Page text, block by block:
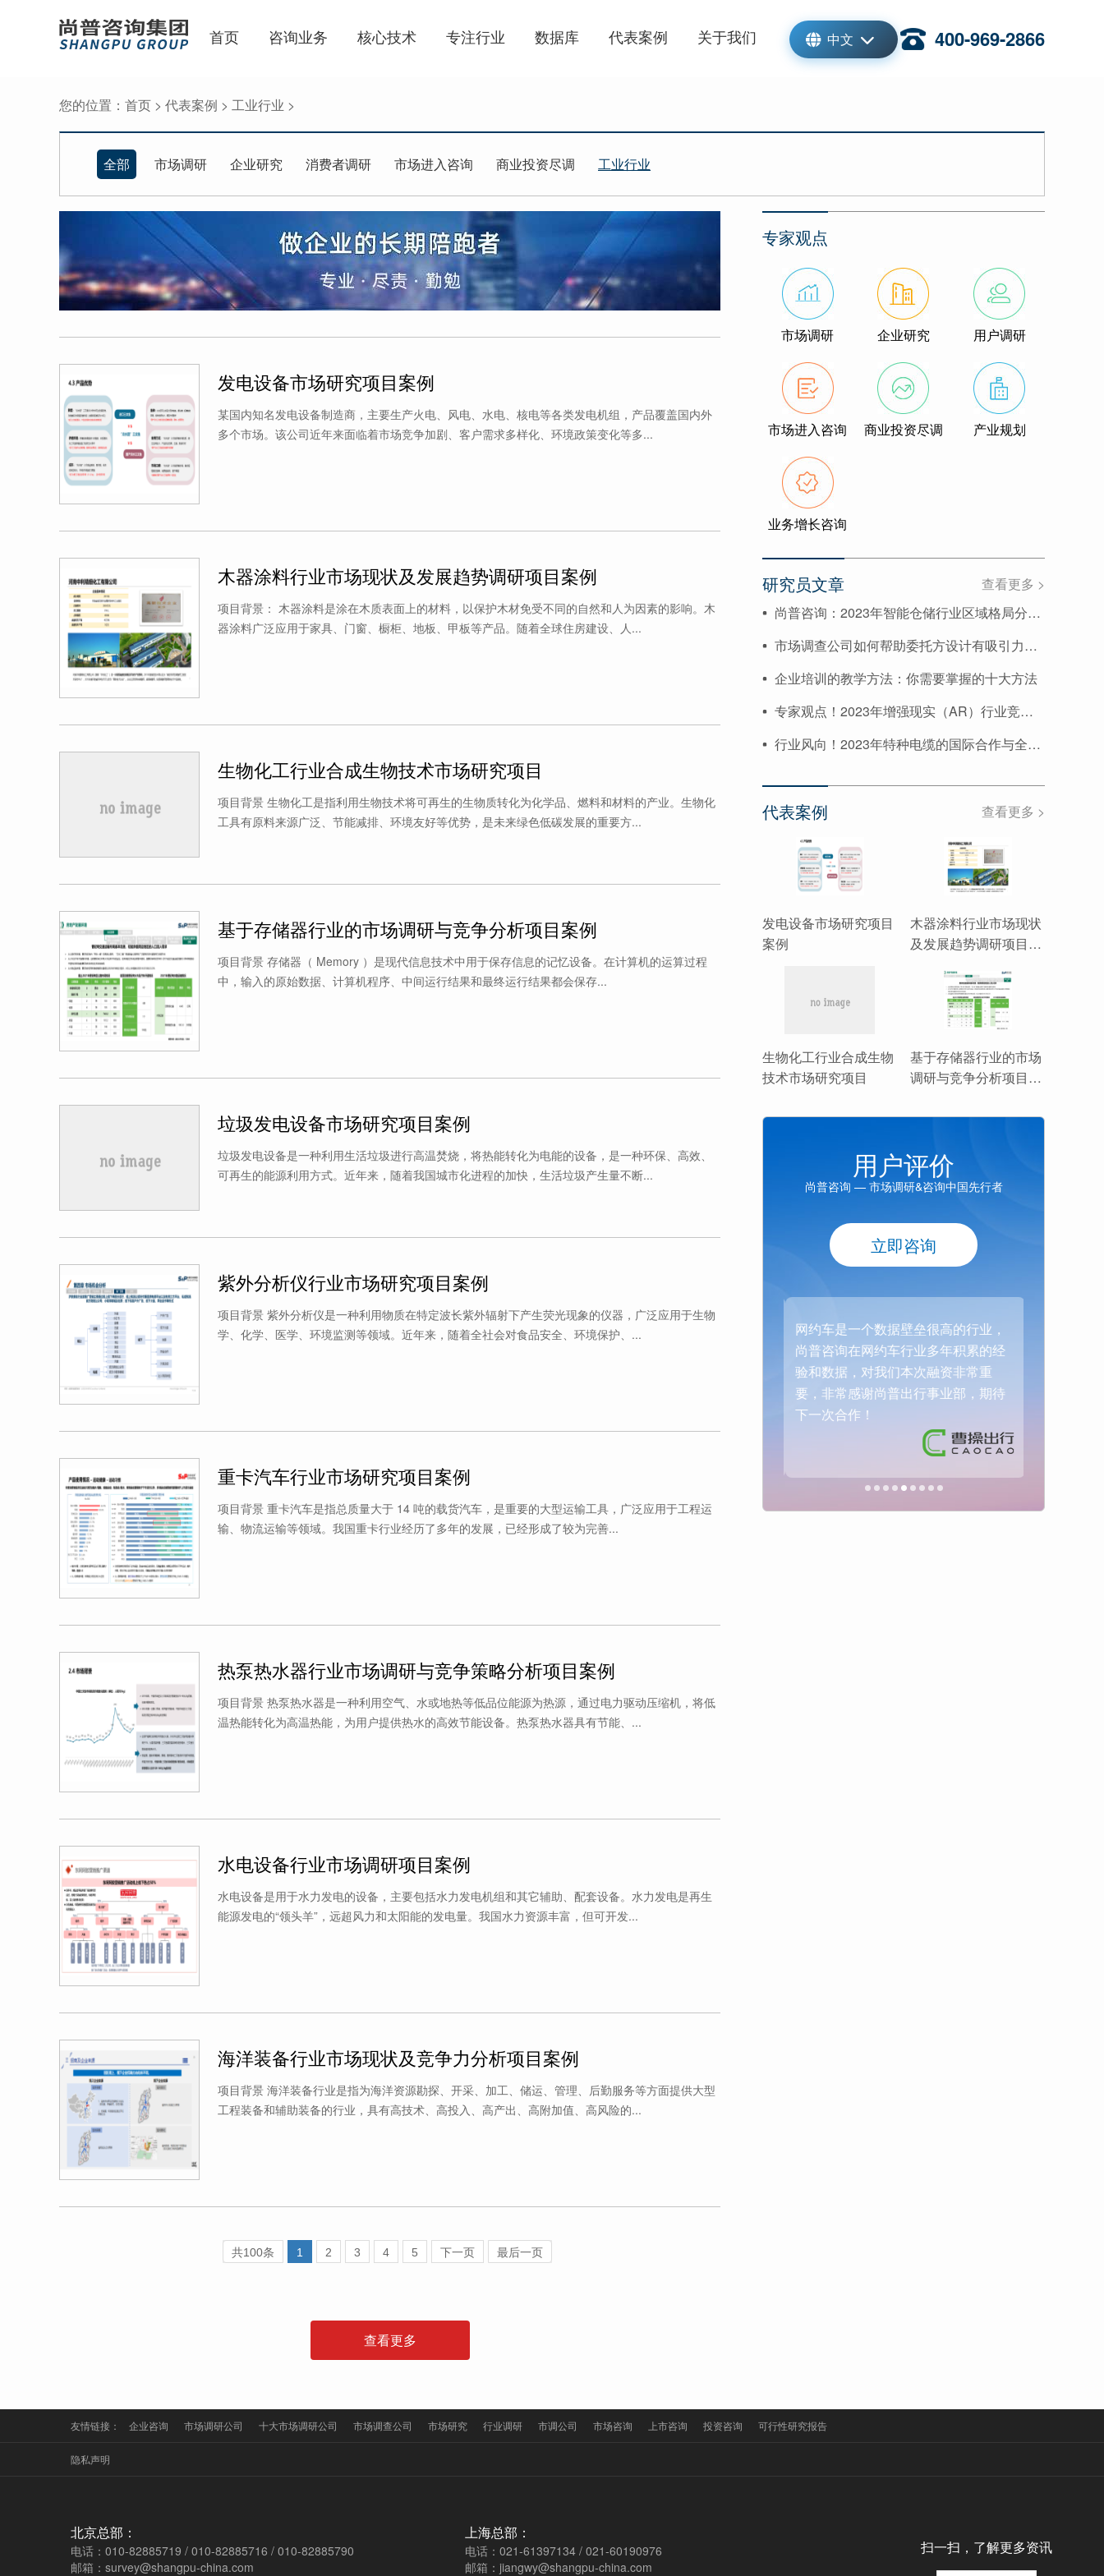
首页 咨询业务 核心技术 专注行业 数据库 代表案例 关于我们 400-969-2866
中文
您的位置： 首页 > 代表案例 > 工业行业 >
全部 市场调研 企业研究 消费者调研 市场进入咨询 商业投资尽调 工业行业
发电设备市场研究项目案例
某国内知名发电设备制造商，主要生产火电、风电、水电、核电等各类发电机组，产品覆盖国内外
多个市场。该公司近年来面临着市场竞争加剧、客户需求多样化、环境政策变化等多...
木器涂料行业市场现状及发展趋势调研项目案例
项目背景： 木器涂料是涂在木质表面上的材料，以保护木材免受不同的自然和人为因素的影响。木
器涂料广泛应用于家具、门窗、橱柜、地板、甲板等产品。随着全球住房建设、人...
生物化工行业合成生物技术市场研究项目
项目背景 生物化工是指利用生物技术将可再生的生物质转化为化学品、燃料和材料的产业。生物化
工具有原料来源广泛、节能减排、环境友好等优势，是未来绿色低碳发展的重要方...
基于存储器行业的市场调研与竞争分析项目案例
项目背景 存储器（ Memory ）是现代信息技术中用于保存信息的记忆设备。在计算机的运算过程
中，输入的原始数据、计算机程序、中间运行结果和最终运行结果都会保存...
垃圾发电设备市场研究项目案例
垃圾发电设备是一种利用生活垃圾进行高温焚烧，将热能转化为电能的设备，是一种环保、高效、
可再生的能源利用方式。近年来，随着我国城市化进程的加快，生活垃圾产生量不断...
紫外分析仪行业市场研究项目案例
项目背景 紫外分析仪是一种利用物质在特定波长紫外辐射下产生荧光现象的仪器，广泛应用于生物
学、化学、医学、环境监测等领域。近年来，随着全社会对食品安全、环境保护、...
重卡汽车行业市场研究项目案例
项目背景 重卡汽车是指总质量大于 14 吨的载货汽车，是重要的大型运输工具，广泛应用于工程运
输、物流运输等领域。我国重卡行业经历了多年的发展，已经形成了较为完善...
热泵热水器行业市场调研与竞争策略分析项目案例
项目背景 热泵热水器是一种利用空气、水或地热等低品位能源为热源，通过电力驱动压缩机，将低
温热能转化为高温热能，为用户提供热水的高效节能设备。热泵热水器具有节能、...
水电设备行业市场调研项目案例
水电设备是用于水力发电的设备，主要包括水力发电机组和其它辅助、配套设备。水力发电是再生
能源发电的“领头羊”，远超风力和太阳能的发电量。我国水力资源丰富，但可开发...
海洋装备行业市场现状及竞争力分析项目案例
项目背景 海洋装备行业是指为海洋资源勘探、开采、加工、储运、管理、后勤服务等方面提供大型
工程装备和辅助装备的行业，具有高技术、高投入、高产出、高附加值、高风险的...
共100条 1 2 3 4 5 下一页 最后一页
查看更多
专家观点
市场调研 企业研究 用户调研
市场进入咨询 商业投资尽调 产业规划
业务增长咨询
研究员文章
查看更多 >
尚普咨询：2023年智能仓储行业区域格局分析与布局优化
市场调查公司如何帮助委托方设计有吸引力的广告和营销方案
企业培训的教学方法：你需要掌握的十大方法
专家观点！2023年增强现实（AR）行业竞争环境分析
行业风向！2023年特种电缆的国际合作与全球布局
代表案例 查看更多 >
发电设备市场研究项目
案例
木器涂料行业市场现状
及发展趋势调研项目案
生物化工行业合成生物
技术市场研究项目
基于存储器行业的市场
调研与竞争分析项目案
用户评价
尚普咨询 — 市场调研&咨询中国先行者
立即咨询
网约车是一个数据壁垒很高的行业，
尚普咨询在网约车行业多年积累的经
验和数据，对我们本次融资非常重
要，非常感谢尚普出行事业部，期待
网约车是一个数据壁垒很高的行业，
网约车是一个数据壁垒很高的行业，
网约车是一个数据壁垒很高的行业，
尚普咨询在网约车行业多年积累的经
验和数据，对我们本次融资非常重
要，非常感谢尚普出行事业部，期待
下一次合作！
友情链接： 企业咨询 市场调研公司 十大市场调研公司 市场调查公司 市场研究 行业调研 市调公司 市场咨询 上市咨询 投资咨询 可行性研究报告
隐私声明
北京总部：
电话：010-82885719 / 010-82885716 / 010-82885790
邮箱：survey@shangpu-china.com
上海总部：
电话：021-61397134 / 021-60190976
邮箱：jiangwy@shangpu-china.com
扫一扫，了解更多资讯